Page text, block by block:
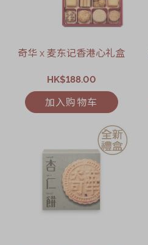
奇华 x 麦东记香港心礼盒
HK$188.00
加入购物车